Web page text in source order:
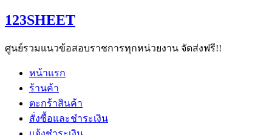
Skip
to
123SHEET
ศูนย์รวมแนวข้อสอบราชการทุกหน่วยงาน จัดส่งฟรี!!
หน้าแรก
ร้านค้า
ตะกร้าสินค้า
สั่งซื้อและชำระเงิน